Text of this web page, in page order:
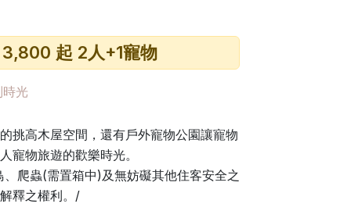
起 2人+1寵物
光
挑高木屋空間，還有戶外寵物公園讓寵物
寵物旅遊的歡樂時光。
爬蟲(需置箱中)及無妨礙其他住客安全之
釋之權利。/